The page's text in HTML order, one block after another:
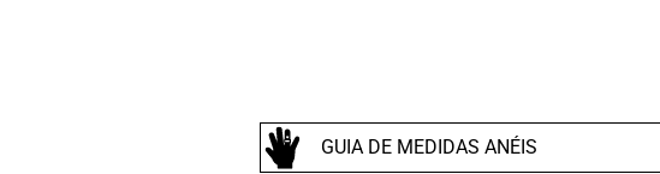
GUIA DE MEDIDAS ANÉIS